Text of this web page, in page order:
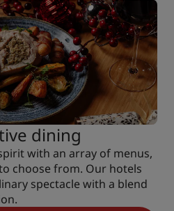
dining
with an array of menus,
choose from. Our hotels
spectacle with a blend